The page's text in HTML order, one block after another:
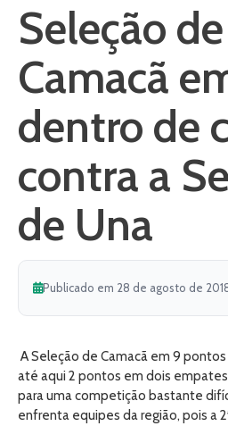
Seleção de
Camacã
dentro de
contra a
de Una
Publicado em 28 de agosto de
A Seleção de Camacã em 9
até aqui 2 pontos em dois
para uma competição bastante
enfrenta equipes da região, pois a